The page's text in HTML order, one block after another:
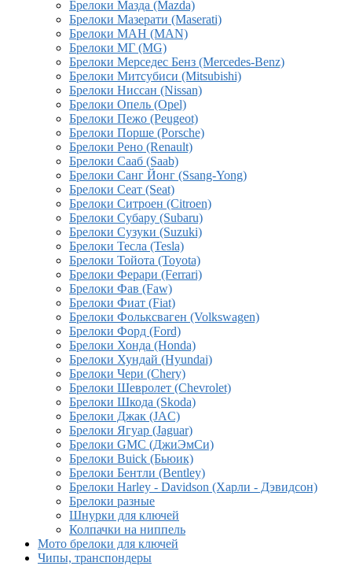
Брелоки Мазда (Mazda)
Брелоки Мазерати (Maserati)
Брелоки МАН (MAN)
Брелоки МГ (MG)
Брелоки Мерседес Бенз (Mercedes-Benz)
Брелоки Митсубиси (Mitsubishi)
Брелоки Ниссан (Nissan)
Брелоки Опель (Opel)
Брелоки Пежо (Peugeot)
Брелоки Порше (Porsche)
Брелоки Рено (Renault)
Брелоки Сааб (Saab)
Брелоки Санг Йонг (Ssang-Yong)
Брелоки Сеат (Seat)
Брелоки Ситроен (Citroen)
Брелоки Субару (Subaru)
Брелоки Сузуки (Suzuki)
Брелоки Тесла (Tesla)
Брелоки Тойота (Toyota)
Брелоки Ферари (Ferrari)
Брелоки Фав (Faw)
Брелоки Фиат (Fiat)
Брелоки Фольксваген (Volkswagen)
Брелоки Форд (Ford)
Брелоки Хонда (Honda)
Брелоки Хундай (Hyundai)
Брелоки Чери (Chery)
Брелоки Шевролет (Chevrolet)
Брелоки Шкода (Skoda)
Брелоки Джак (JAC)
Брелоки Ягуар (Jaguar)
Брелоки GMC (ДжиЭмСи)
Брелоки Buick (Бьюик)
Брелоки Бентли (Bentley)
Брелоки Harley - Davidson (Харли - Дэвидсон)
Брелоки разные
Шнурки для ключей
Колпачки на ниппель
Мото брелоки для ключей
Чипы, транспондеры